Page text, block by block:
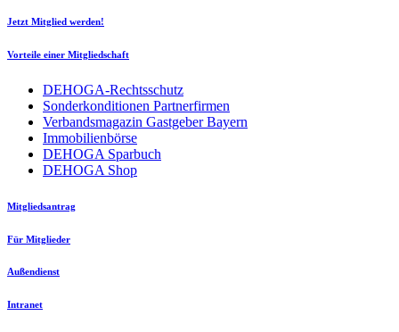
Jetzt Mitglied werden!
Vorteile einer Mitgliedschaft
DEHOGA-Rechtsschutz
Sonderkonditionen Partnerfirmen
Verbandsmagazin Gastgeber Bayern
Immobilienbörse
DEHOGA Sparbuch
DEHOGA Shop
Mitgliedsantrag
Für Mitglieder
Außendienst
Intranet